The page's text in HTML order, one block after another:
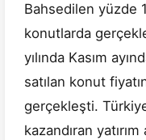
Bahsedilen yüzde
konutlarda
yılında Kasım
satılan konut
gerçekleşti.
kazandıran